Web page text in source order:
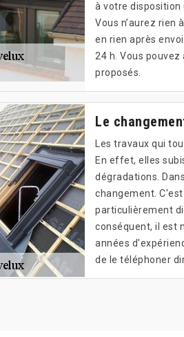
à votre disposition
Vous n’aurez rien
en rien après
24 h. Vous
proposés.
Le
Les travaux qui
En effet, elles
dégradations.
changement.
particulièrement
conséquent, il est
années
de le téléphoner